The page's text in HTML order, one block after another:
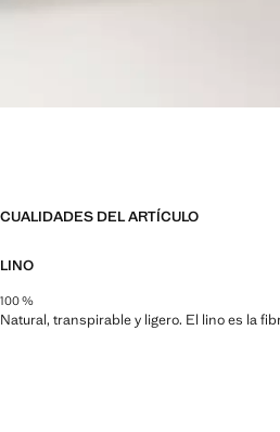
CUALIDADES DEL ARTÍCULO
LINO
100 %
Natural, transpirable y ligero. El lino es la